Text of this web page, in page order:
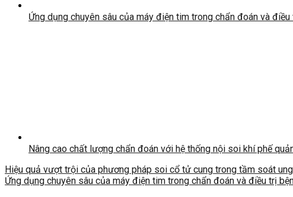
Ứng dụng chuyên sâu của máy điện tim trong chẩn đoán và
Nâng cao chất lượng chẩn đoán với hệ thống nội soi khí phế
Hiệu quả vượt trội của phương pháp soi cổ tử cung trong tầm soát
Ứng dụng chuyên sâu của máy điện tim trong chẩn đoán và điều trị